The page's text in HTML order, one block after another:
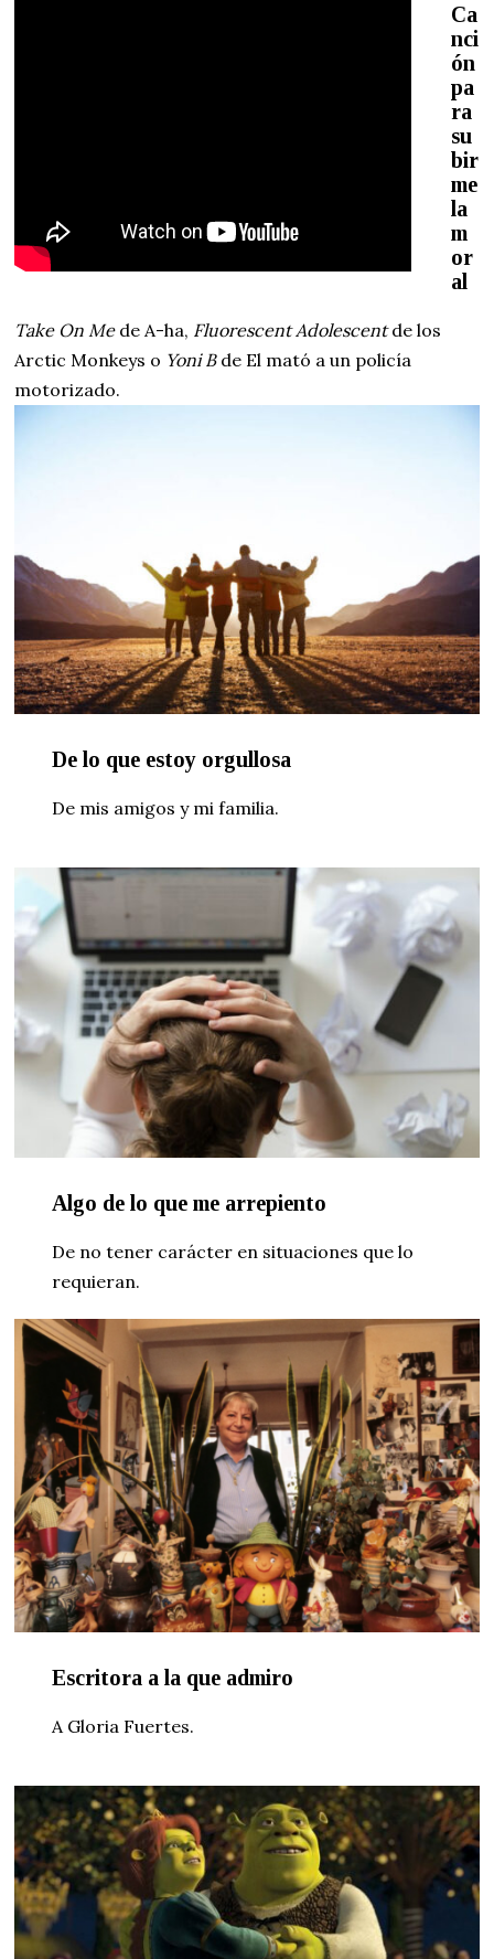
Ca
nci
ón
pa
ra
su
bir
me
la
m
or
al
Take On Mede A-ha, Fluorescent Adolescentde los
Arctic Monkeys o Yoni Bde El mató a un policía
motorizado.
De lo que estoy orgullosa
De mis amigos y mi familia.
Algo de lo que me arrepiento
De no tener carácter en situaciones que lo
requieran.
Escritora a la que admiro
A Gloria Fuertes.